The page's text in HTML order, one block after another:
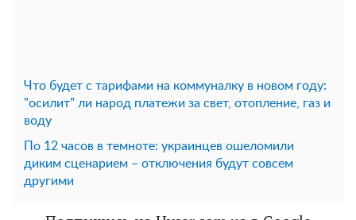
Что будет с тарифами на коммуналку в новом году:
"осилит" ли народ платежи за свет, отопление, газ и
воду
По 12 часов в темноте: украинцев ошеломили
диким сценарием – отключения будут совсем
другими